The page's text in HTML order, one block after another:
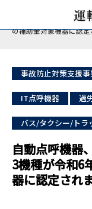
自動点呼機器、遠隔点
の補助金対象機器に認
事故防⽌対策⽀援
IT点呼機器 過
バス/タクシー/トラ
自動点呼機器
3機種が令和6
器に認定され